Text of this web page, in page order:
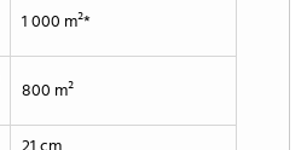
1 000 m²*
800 m²